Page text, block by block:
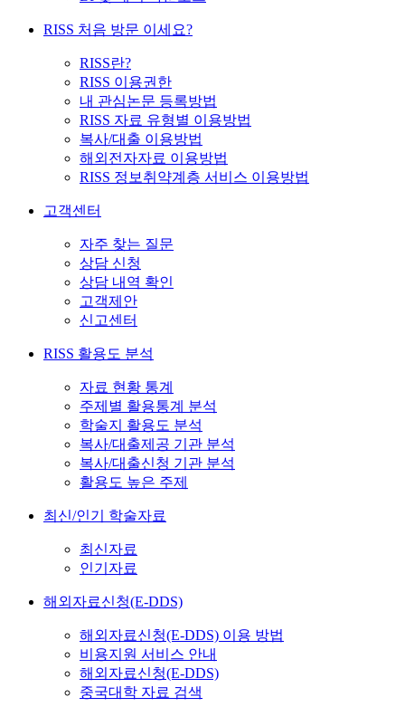
RISS 처음 방문 이세요?
RISS란?
RISS 이용권한
내 관심논문 등록방법
RISS 자료 유형별 이용방법
복사/대출 이용방법
해외전자자료 이용방법
RISS 정보취약계층 서비스 이용방법
고객센터
자주 찾는 질문
상담 신청
상담 내역 확인
고객제안
신고센터
RISS 활용도 분석
자료 현황 통계
주제별 활용통계 분석
학술지 활용도 분석
복사/대출제공 기관 분석
복사/대출신청 기관 분석
활용도 높은 주제
최신/인기 학술자료
최신자료
인기자료
해외자료신청(E-DDS)
해외자료신청(E-DDS) 이용 방법
비용지원 서비스 안내
해외자료신청(E-DDS)
중국대학 자료 검색